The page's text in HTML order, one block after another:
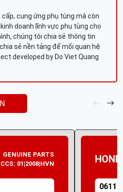
cấp, cung ứng phụ tùng mà còn
doanh lĩnh vực phụ tùng cho
chúng tôi chia sẻ thông tin
sẻ nền tảng để mối quan hệ
developed by Do Viet Quang
GENUINE PARTS
01|2008|HVN